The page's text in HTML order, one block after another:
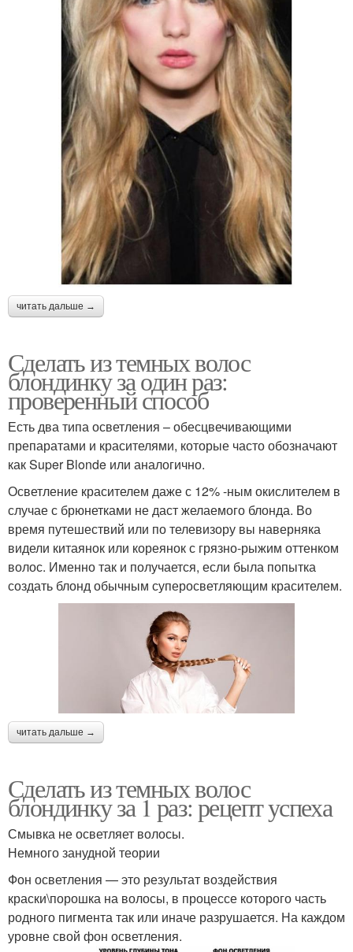
читать дальше →
Сделать из темных волос
блондинку за один раз:
проверенный способ
Есть два типа осветления – обесцвечивающими
препаратами и красителями, которые часто обозначают
как Super Blonde или аналогично.
Осветление красителем даже с 12% -ным окислителем в
случае с брюнетками не даст желаемого блонда. Во
время путешествий или по телевизору вы наверняка
видели китаянок или кореянок с грязно-рыжим оттенком
волос. Именно так и получается, если была попытка
создать блонд обычным суперосветляющим красителем.
читать дальше →
Сделать из темных волос
блондинку за 1 раз: рецепт успеха
Смывка не осветляет волосы.
Немного занудной теории
Фон осветления — это результат воздействия
краски\порошка на волосы, в процессе которого часть
родного пигмента так или иначе разрушается. На каждом
уровне свой фон осветления.